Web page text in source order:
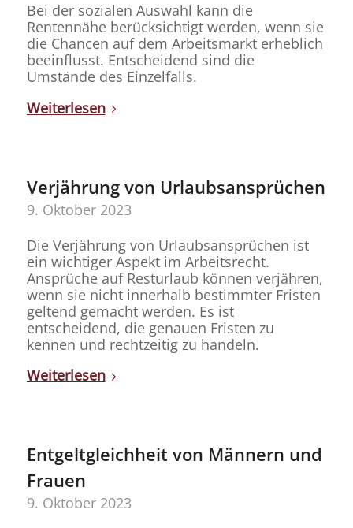
Bei der sozialen Auswahl kann die
Rentennähe berücksichtigt werden, wenn sie
die Chancen auf dem Arbeitsmarkt erheblich
beeinflusst. Entscheidend sind die
Umstände des Einzelfalls.
Weiterlesen
Verjährung von Urlaubsansprüchen
9. Oktober 2023
Die Verjährung von Urlaubsansprüchen ist
ein wichtiger Aspekt im Arbeitsrecht.
Ansprüche auf Resturlaub können verjähren,
wenn sie nicht innerhalb bestimmter Fristen
geltend gemacht werden. Es ist
entscheidend, die genauen Fristen zu
kennen und rechtzeitig zu handeln.
Weiterlesen
Entgeltgleichheit von Männern und
Frauen
9. Oktober 2023